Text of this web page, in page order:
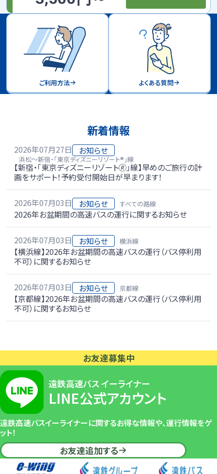
ご利用方法 よくある質問
新着情報
2026年07月27日 お知らせ
浜松～新宿・「東京ディズニーリゾート®」線
【新宿・「東京ディズニーリゾート🄬」線】早めのご旅行の計
画をサポート！予約受付開始日が早まります！
2026年07月03日 お知らせ すべての路線
2026年お盆期間の高速バスの運行に関するお知らせ
2026年07月03日 お知らせ 横浜線
【横浜線】2026年お盆期間の高速バスの運行（バス停利用
不可）に関するお知らせ
2026年07月03日 お知らせ 京都線
【京都線】2026年お盆期間の高速バスの運行（バス停利用
不可）に関するお知らせ
駅
ス
タ
ー
ミ
ル
相
遠鉄高速バス イーライナー
LINE公式アカウント
お友達募集中
遠鉄高速バスイーライナーに関するお得な情報や、運行情報をゲ
ット！
お友達追加する